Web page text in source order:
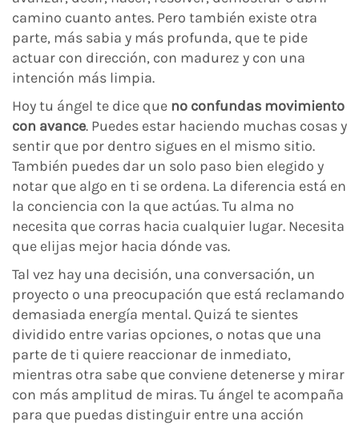
camino cuanto antes. Pero también existe otra
parte, más sabia y más profunda, que te pide
actuar con dirección, con madurez y con una
intención más limpia.
Hoy tu ángel te dice que no confundas movimiento
con avance. Puedes estar haciendo muchas cosas y
sentir que por dentro sigues en el mismo sitio.
También puedes dar un solo paso bien elegido y
notar que algo en ti se ordena. La diferencia está en
la conciencia con la que actúas. Tu alma no
necesita que corras hacia cualquier lugar. Necesita
que elijas mejor hacia dónde vas.
Tal vez hay una decisión, una conversación, un
proyecto o una preocupación que está reclamando
demasiada energía mental. Quizá te sientes
dividido entre varias opciones, o notas que una
parte de ti quiere reaccionar de inmediato,
mientras otra sabe que conviene detenerse y mirar
con más amplitud de miras. Tu ángel te acompaña
para que puedas distinguir entre una acción